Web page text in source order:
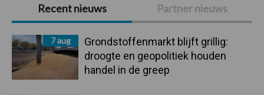
Sidebar
Recent nieuws Partner nieuws
7 aug
Grondstoffenmarkt blijft grillig:
droogte en geopolitiek houden
handel in de greep